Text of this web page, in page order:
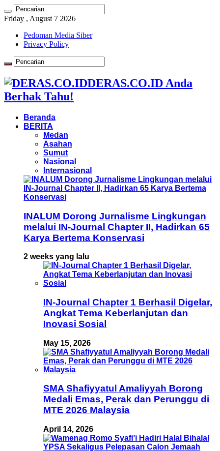
Friday , August 7 2026
Pedoman Media Siber
Privacy Policy
DERAS.CO.ID Anda
Berhak Tahu!
Beranda
BERITA
Medan
Asahan
Sumut
Nasional
Internasional
INALUM Dorong Jurnalisme Lingkungan
melalui IN-Journal Chapter II, Hadirkan 65
Karya Bertema Konservasi
2 weeks yang lalu
IN-Journal Chapter 1 Berhasil Digelar,
Angkat Tema Keberlanjutan dan
Inovasi Sosial
May 15, 2026
SMA Shafiyyatul Amaliyyah Borong
Medali Emas, Perak dan Perunggu di
MTE 2026 Malaysia
April 14, 2026